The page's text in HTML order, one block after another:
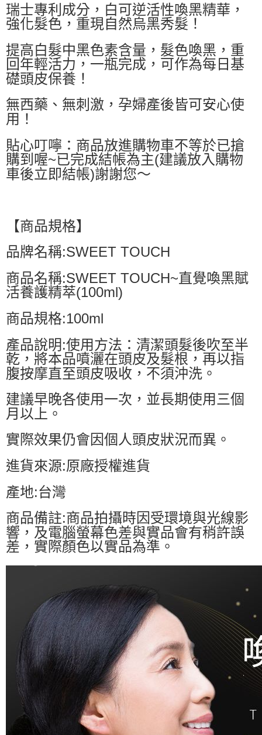
付款後萊爾富取貨
每筆NT$60，滿NT$499(含以上)免運費
7-11取貨付款
每筆NT$60，滿NT$499(含以上)免運費
付款後7-11取貨
每筆NT$60，滿NT$499(含以上)免運費
黑貓宅配
宅配
每筆NT$80，滿NT$799(含以上)免運費
瑞士專利成分，白可逆活性喚黑精華，
強化髮色，重現自然烏黑秀髮！
提高白髮中黑色素含量，髮色喚黑，重
回年輕活力，一瓶完成，可作為每日基
礎頭皮保養！
無西藥、無刺激，孕婦產後皆可安心使
用！
貼心叮嚀：商品放進購物車不等於已搶
購到喔~已完成結帳為主(建議放入購物
車後立即結帳)謝謝您～
【商品規格】
品牌名稱:SWEET TOUCH
商品名稱:SWEET TOUCH~直覺喚黑賦
活養護精萃(100ml)
商品規格:100ml
產品說明:使用方法：清潔頭髮後吹至半
乾，將本品噴灑在頭皮及髮根，再以指
腹按摩直至頭皮吸收，不須沖洗。
建議早晚各使用一次，並長期使用三個
月以上。
實際效果仍會因個人頭皮狀況而異。
進貨來源:原廠授權進貨
產地:台灣
商品備註:商品拍攝時因受環境與光線影
響，及電腦螢幕色差與實品會有稍許誤
差，實際顏色以實品為準。